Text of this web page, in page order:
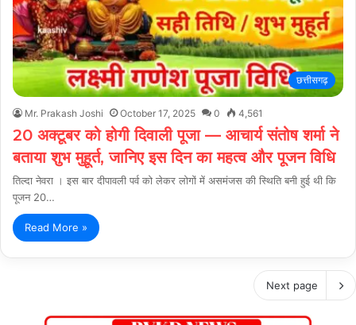
छत्तीसगढ़
Mr. Prakash Joshi October 17, 2025 0 4,561
20 अक्टूबर को होगी दिवाली पूजा — आचार्य संतोष शर्मा ने
बताया शुभ मुहूर्त, जानिए इस दिन का महत्व और पूजन विधि
तिल्दा नेवरा । इस बार दीपावली पर्व को लेकर लोगों में असमंजस की स्थिति बनी हुई थी कि
पूजन 20…
Read More »
Next page